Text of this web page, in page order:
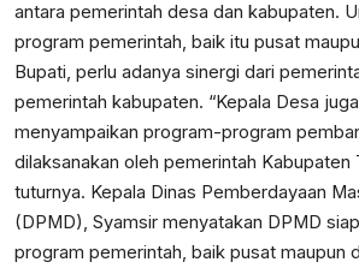
antara pemerintah desa dan kabupaten.
program pemerintah, baik itu pusat
Bupati, perlu adanya sinergi dari
pemerintah kabupaten. “Kepala Desa
menyampaikan program-program
dilaksanakan oleh pemerintah Kabupaten
tuturnya. Kepala Dinas Pemberdayaan
(DPMD), Syamsir menyatakan DPMD
program pemerintah, baik pusat maupun